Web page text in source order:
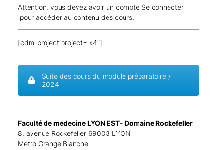
Attention, vous devez avoir un compte Se connecter
pour accéder au contenu des cours.
[cdm-project project= »4″]
Suite des cours du module préparatoire /
2024
Faculté de médecine LYON EST- Domaine Rockefeller
8, avenue Rockefeller 69003 LYON
Métro Grange Blanche